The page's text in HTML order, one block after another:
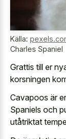
Källa:
Charles Spaniel
Grattis till er
korsningen
Cavapoos är
Spaniels och
utåtriktat